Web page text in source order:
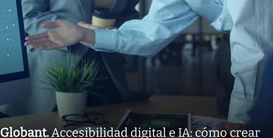
Globant.Accesibilidad digital e IA: cómo crear